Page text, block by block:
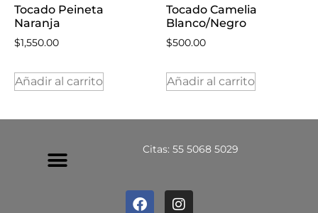
Tocado Peineta
Naranja
$1,550.00
Añadir al carrito
Tocado Camelia
Blanco/Negro
$500.00
Añadir al carrito
Citas: 55 5068 5029